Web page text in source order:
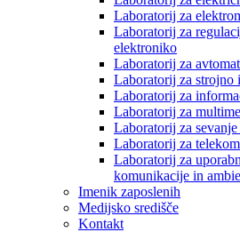
Laboratorij za
Laboratorij za
elektroniko
Laboratorij za
Laboratorij za strojno
Laboratorij za
Laboratorij za
Laboratorij za
Laboratorij za
Laboratorij za
komunikacije in
Imenik zaposlenih
Medijsko središče
Kontakt